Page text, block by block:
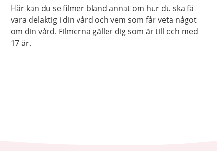
Här kan du se filmer bland annat om hur du ska få
vara delaktig i din vård och vem som får veta något
om din vård. Filmerna gäller dig som är till och med
17 år.